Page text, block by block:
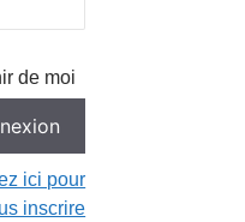
de moi
ici pour
inscrire